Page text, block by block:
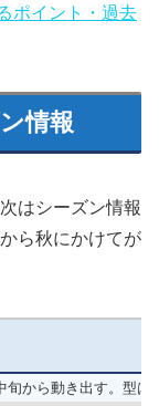
ポイント・過去
情報
はシーズン情報
ら秋にかけてが
旬から動き出す。型は